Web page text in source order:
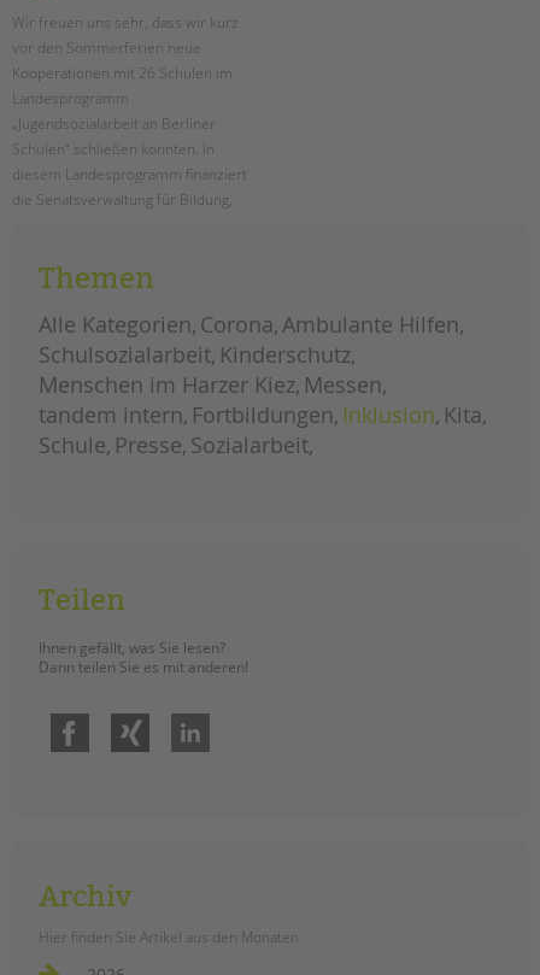
Datenschutz
Hinweisgebersystem
Intranet
Wir freuen uns sehr, dass wir kurz
vor den Sommerferien neue
Kooperationen mit 26 Schulen im
Landesprogramm
„Jugendsozialarbeit an Berliner
Schulen“ schließen konnten. In
diesem Landesprogramm finanziert
die Senatsverwaltung für Bildung,
„jugendsozialarbeit
berliner
schulen“
Themen
Alle Kategorien Corona Ambulante Hilfen
Schulsozialarbeit Kinderschutz
Menschen im Harzer Kiez Messen
tandem intern Fortbildungen Inklusion Kita
Schule Presse Sozialarbeit
Teilen
Ihnen gefällt, was Sie lesen?
Dann teilen Sie es mit anderen!
Facebook
Archiv
Hier finden Sie Artikel aus den Monaten